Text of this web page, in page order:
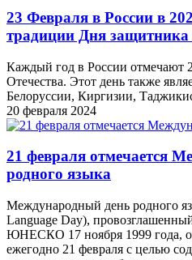
23 Февраля в России в
традиции Дня защитника
Каждый год в России отмечают
Отечества. Этот день также
Белоруссии, Киргизии,
20 февраля 2024
21 февраля отмечается
родного языка
Международный день родного
Language Day),
ЮНЕСКО 17 ноября 1999 года,
ежегодно 21 февраля с целью